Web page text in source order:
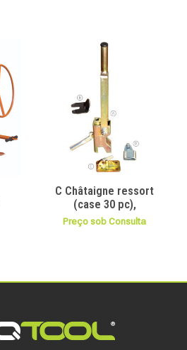
C Châtaigne ressort
(case 30 pc),
Preço sob Consulta